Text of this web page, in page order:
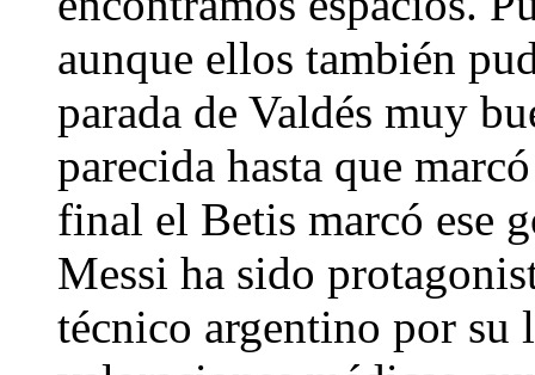
aunque ellos también
parada de Valdés muy
parecida hasta que
final el Betis marcó ese
Messi ha sido
técnico argentino por su